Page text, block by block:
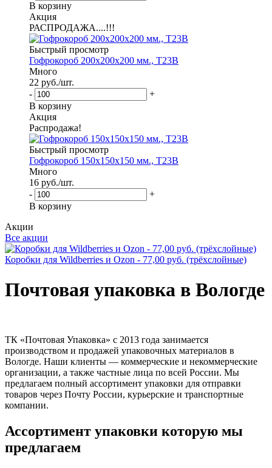
В корзину
Акция
РАСПРОДАЖА....!!!
Быстрый просмотр
Гофрокороб 200х200х200 мм., Т23В
Много
22 руб./шт.
-
+
В корзину
Акция
Распродажа!
Быстрый просмотр
Гофрокороб 150х150х150 мм., Т23В
Много
16 руб./шт.
-
+
В корзину
Акции
Все акции
Коробки для Wildberries и Ozon - 77,00 руб. (трёхслойные)
Почтовая упаковка в Вологде
ТК «Почтовая Упаковка» с 2013 года занимается
производством и продажей упаковочных материалов в
Вологде. Наши клиенты — коммерческие и некоммерческие
организации, а также частные лица по всей России. Мы
предлагаем полный ассортимент упаковки для отправки
товаров через Почту России, курьерские и транспортные
компании.
Ассортимент упаковки которую мы
предлагаем